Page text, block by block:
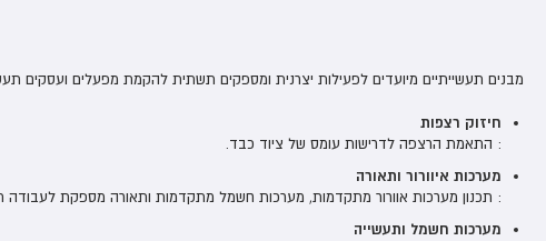
מבנים תעשייתיים מיועדים לפעילות יצרנית ומספקים תשתית להקמת מפעלים ועסקים
חיזוק רצפות
: התאמת הרצפה לדרישות עומס של ציוד כבד.
מערכות איוורור ותאורה
: תכנון מערכות אוורור מתקדמות, מערכות חשמל מתקדמות ותאורה מספקת לעבודה
מערכות חשמל ותעשייה